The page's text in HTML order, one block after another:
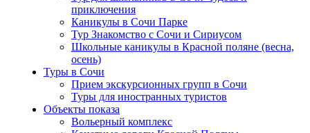
приключения
Каникулы в Сочи Парке
Тур Знакомство с Сочи и Сириусом
Школьные каникулы в Красной поляне (весна,
осень)
Туры в Сочи
Прием экскурсионных групп в Сочи
Туры для иностранных туристов
Объекты показа
Вольерный комплекс